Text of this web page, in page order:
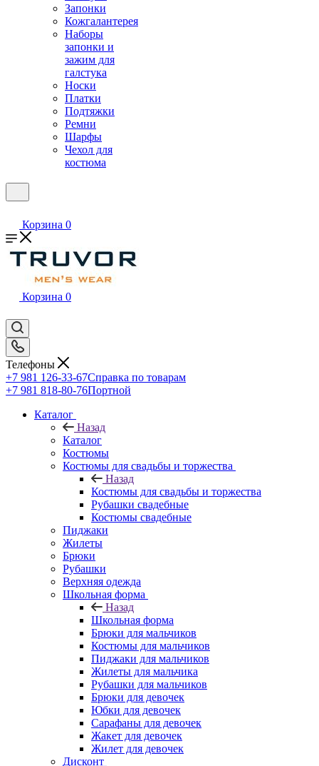
Запонки
Кожгалантерея
Наборы
запонки и
зажим для
галстука
Носки
Платки
Подтяжки
Ремни
Шарфы
Чехол для
костюма
Корзина 0
Корзина 0
Телефоны
+7 981 126-33-67Справка по товарам
+7 981 818-80-76Портной
Каталог
Назад
Каталог
Костюмы
Костюмы для свадьбы и торжества
Назад
Костюмы для свадьбы и торжества
Рубашки свадебные
Костюмы свадебные
Пиджаки
Жилеты
Брюки
Рубашки
Верхняя одежда
Школьная форма
Назад
Школьная форма
Брюки для мальчиков
Костюмы для мальчиков
Пиджаки для мальчиков
Жилеты для мальчика
Рубашки для мальчиков
Брюки для девочек
Юбки для девочек
Сарафаны для девочек
Жакет для девочек
Жилет для девочек
Дисконт